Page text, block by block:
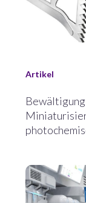
Artikel